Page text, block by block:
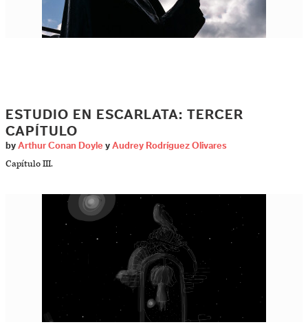
ESTUDIO EN ESCARLATA: TERCER
CAPÍTULO
by Arthur Conan Doyle y Audrey Rodríguez Olivares
Capítulo III.